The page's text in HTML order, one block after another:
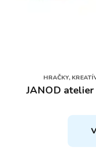
HRAČKY,
JANOD